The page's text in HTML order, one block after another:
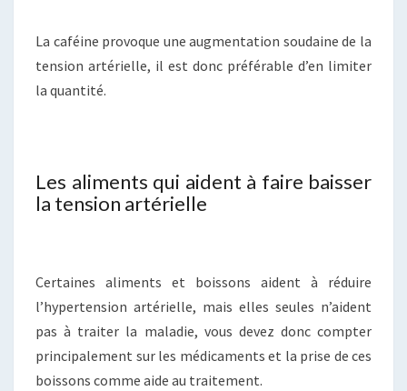
La caféine provoque une augmentation soudaine de la
tension artérielle, il est donc préférable d’en limiter
la quantité.
Les aliments qui aident à faire baisser
la tension artérielle
Certaines aliments et boissons aident à réduire
l’hypertension artérielle, mais elles seules n’aident
pas à traiter la maladie, vous devez donc compter
principalement sur les médicaments et la prise de ces
boissons comme aide au traitement.